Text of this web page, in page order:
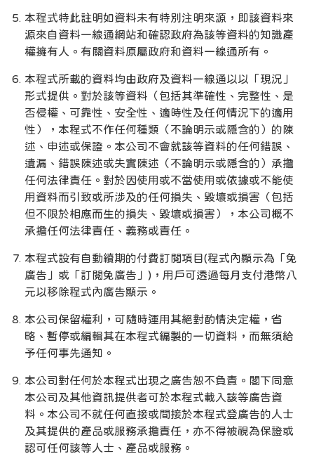
本程式特此註明如資料未有特別注明來源，即該資料來
源來自資料一線通網站和確認政府為該等資料的知識產
權擁有人。有關資料原屬政府和資料一線通所有。
本程式所載的資料均由政府及資料一線通以以「現況」
形式提供。對於該等資料（包括其準確性、完整性、是
否侵權、可靠性、安全性、適時性及任何情況下的適用
性），本程式不作任何種類（不論明示或隱含的）的陳
述、申述或保證。本公司不會就該等資料的任何錯誤、
遺漏、錯誤陳述或失實陳述（不論明示或隱含的）承擔
任何法律責任。對於因使用或不當使用或依據或不能使
用資料而引致或所涉及的任何損失、毀壞或損害（包括
但不限於相應而生的損失、毀壞或損害），本公司概不
承擔任何法律責任、義務或責任。
本程式設有自動續期的付費訂閱項目(程式內顯示為「免
廣告」或「訂閱免廣告」)，用戶可透過每月支付港幣八
元以移除程式內廣告顯示。
本公司保留權利，可隨時運用其絕對酌情決定權，省
略、暫停或編輯其在本程式編製的一切資料，而無須給
予任何事先通知。
本公司對任何於本程式出現之廣告恕不負責。閣下同意
本公司及其他資訊提供者可於本程式載入該等廣告資
料。本公司不就任何直接或間接於本程式登廣告的人士
及其提供的產品或服務承擔責任，亦不得被視為保證或
認可任何該等人士、產品或服務。